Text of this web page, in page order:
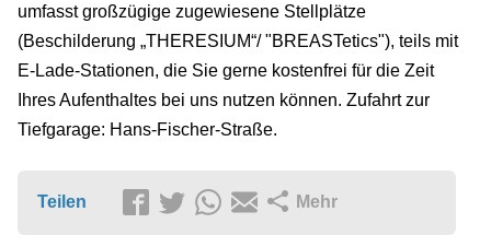
umfasst großzügige zugewiesene Stellplätze
(Beschilderung „THERESIUM“/ "BREASTetics"), teils mit
E-Lade-Stationen, die Sie gerne kostenfrei für die Zeit
Ihres Aufenthaltes bei uns nutzen können. Zufahrt zur
Tiefgarage: Hans-Fischer-Straße.
Teilen Mehr